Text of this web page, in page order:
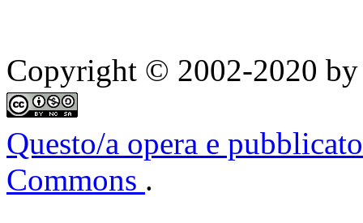
Copyright © 2002-2020 by
Questo/a opera e
Commons .